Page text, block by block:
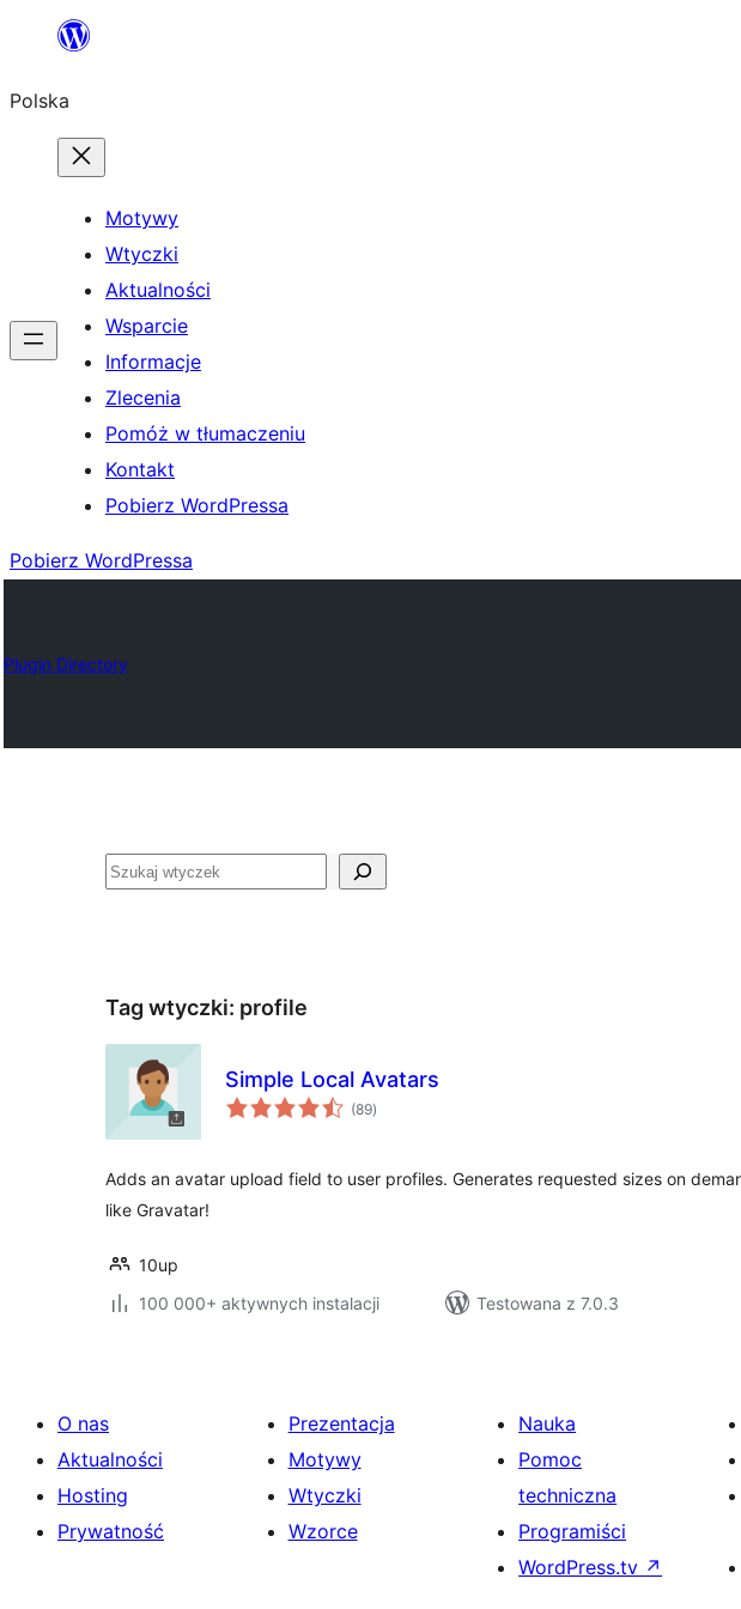
Przejdź
treści
Polska
Motywy
Wtyczki
Aktualności
Wsparcie
Informacje
Zlecenia
Pomóż w tłumaczeniu
Kontakt
Pobierz WordPressa
Pobierz WordPressa
Plugin Directory
Szukaj
Tag wtyczki: profile
Simple Local Avatars
(89wszystkich
ocen
)
Adds an avatar upload field to user profiles. Generates requested sizes on
like Gravatar!
10up
100 000+ aktywnych instalacji
Testowana z 7.0.3
O nas
Aktualności
Hosting
Prywatność
Prezentacja
Motywy
Wtyczki
Wzorce
Nauka
Pomoc
techniczna
Programiści
WordPress.tv ↗